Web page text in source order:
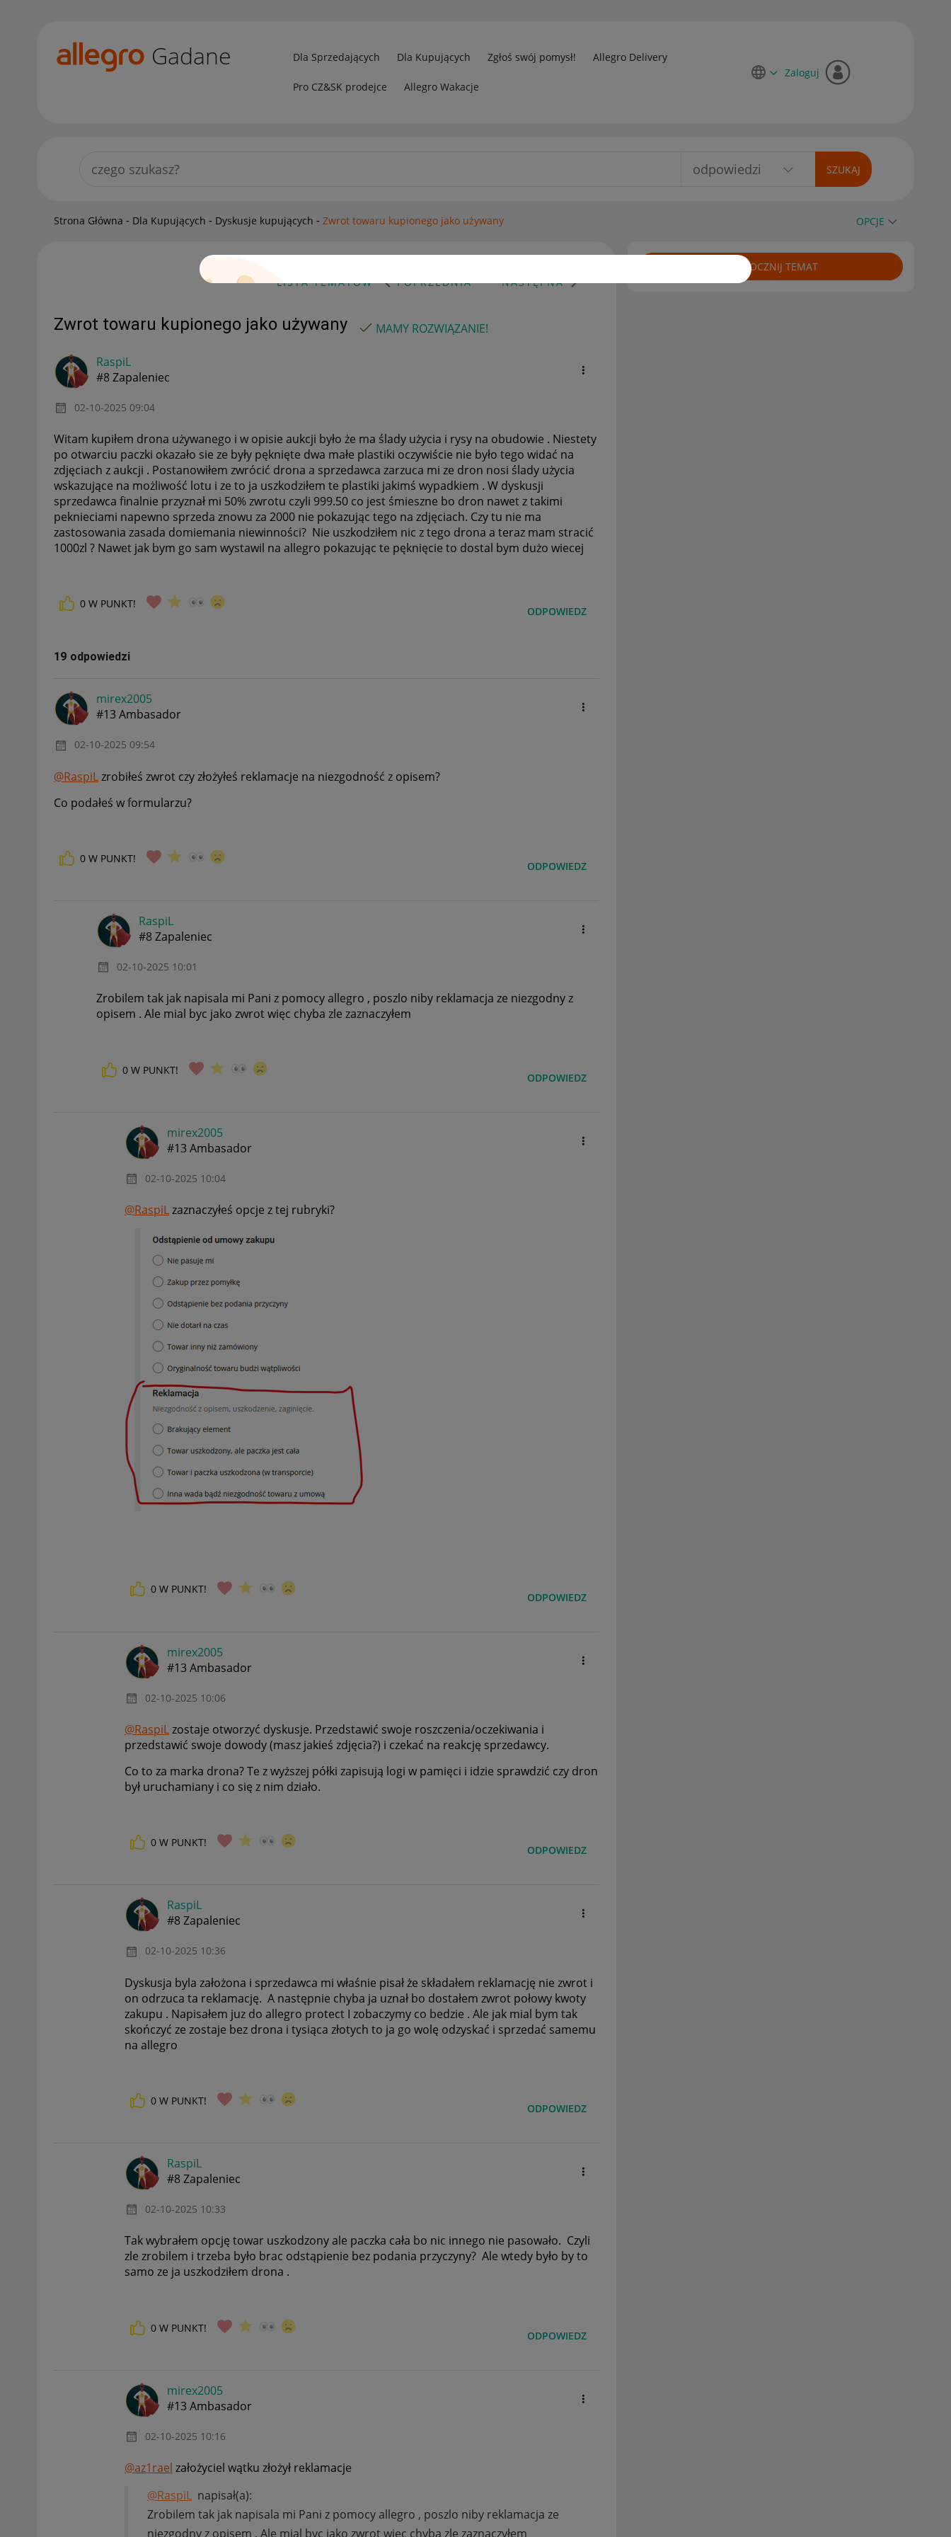
Gadane Dla Sprzedających Dla Kupujących Zgłoś swój pomysł! Allegro Delivery
Pro CZ&SK prodejce Allegro Wakacje
Zaloguj
Strona Główna Dla Kupujących Dyskusje kupujących Zwrot towaru kupionego jako używany OPCJE
Zwrot towaru kupionego jako używany MAMY ROZWIĄZANIE!
RaspiL
#8 Zapaleniec
‎02-10-2025 09:04
Witam kupiłem drona używanego i w opisie aukcji było że ma ślady użycia i rysy na obudowie . Niestety
po otwarciu paczki okazało sie ze były pęknięte dwa małe plastiki oczywiście nie było tego widać na
zdjęciach z aukcji . Postanowiłem zwrócić drona a sprzedawca zarzuca mi ze dron nosi ślady użycia
wskazujące na możliwość lotu i ze to ja uszkodziłem te plastiki jakimś wypadkiem . W dyskusji
sprzedawca finalnie przyznał mi 50% zwrotu czyli 999.50 co jest śmieszne bo dron nawet z takimi
peknieciami napewno sprzeda znowu za 2000 nie pokazując tego na zdjęciach. Czy tu nie ma
zastosowania zasada domiemania niewinności? Nie uszkodziłem nic z tego drona a teraz mam stracić
1000zl ? Nawet jak bym go sam wystawil na allegro pokazując te pęknięcie to dostal bym dużo wiecej
0 W PUNKT!
ODPOWIEDZ
LISTA TEMATÓW POPRZEDNIA NASTĘPNA
19 odpowiedzi
mirex2005
#13 Ambasador
‎02-10-2025 09:54
@RaspiLzrobiłeś zwrot czy złożyłeś reklamacje na niezgodność z opisem?
Co podałeś w formularzu?
0 W PUNKT!
ODPOWIEDZ
RaspiL
#8 Zapaleniec
‎02-10-2025 10:01
Zrobilem tak jak napisala mi Pani z pomocy allegro , poszlo niby reklamacja ze niezgodny z
opisem . Ale mial byc jako zwrot więc chyba zle zaznaczyłem
0 W PUNKT!
ODPOWIEDZ
mirex2005
#13 Ambasador
‎02-10-2025 10:04
@RaspiLzaznaczyłeś opcje z tej rubryki?
0 W PUNKT!
ODPOWIEDZ
mirex2005
#13 Ambasador
‎02-10-2025 10:06
@RaspiLzostaje otworzyć dyskusje. Przedstawić swoje roszczenia/oczekiwania i
przedstawić swoje dowody (masz jakieś zdjęcia?) i czekać na reakcję sprzedawcy.
Co to za marka drona? Te z wyższej półki zapisują logi w pamięci i idzie sprawdzić czy dron
był uruchamiany i co się z nim działo.
0 W PUNKT!
ODPOWIEDZ
RaspiL
#8 Zapaleniec
‎02-10-2025 10:36
Dyskusja byla założona i sprzedawca mi właśnie pisał że składałem reklamację nie zwrot i
on odrzuca ta reklamację. A następnie chyba ja uznał bo dostałem zwrot połowy kwoty
zakupu . Napisałem juz do allegro protect I zobaczymy co bedzie . Ale jak mial bym tak
skończyć ze zostaje bez drona i tysiąca złotych to ja go wolę odzyskać i sprzedać samemu
na allegro
0 W PUNKT!
ODPOWIEDZ
RaspiL
#8 Zapaleniec
‎02-10-2025 10:33
Tak wybrałem opcję towar uszkodzony ale paczka cała bo nic innego nie pasowało. Czyli
zle zrobilem i trzeba było brac odstąpienie bez podania przyczyny? Ale wtedy było by to
samo ze ja uszkodziłem drona .
0 W PUNKT!
ODPOWIEDZ
mirex2005
#13 Ambasador
‎02-10-2025 10:16
@az1rael założyciel wątku złożył reklamacje
@RaspiL napisał(a):
Zrobilem tak jak napisala mi Pani z pomocy allegro , poszlo niby reklamacja ze
niezgodny z opisem . Ale mial byc jako zwrot więc chyba zle zaznaczyłem
ROZPOCZNIJ TEMAT